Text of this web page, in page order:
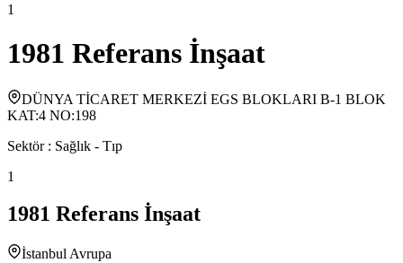
1
1981 Referans İnşaat
DÜNYA TİCARET MERKEZİ EGS BLOKLARI B-1 BLOK
KAT:4 NO:198
Sektör : Sağlık - Tıp
1
1981 Referans İnşaat
İstanbul Avrupa